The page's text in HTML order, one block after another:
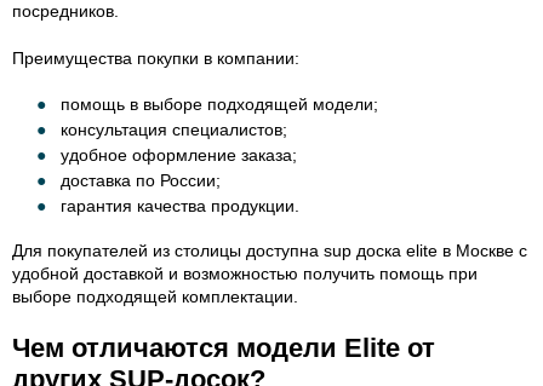
посредников.
Преимущества покупки в компании:
помощь в выборе подходящей модели;
консультация специалистов;
удобное оформление заказа;
доставка по России;
гарантия качества продукции.
Для покупателей из столицы доступна sup доска elite в Москве с
удобной доставкой и возможностью получить помощь при
выборе подходящей комплектации.
Чем отличаются модели Elite от
других SUP-досок?